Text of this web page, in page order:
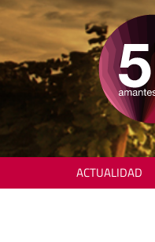
ACTUALIDAD